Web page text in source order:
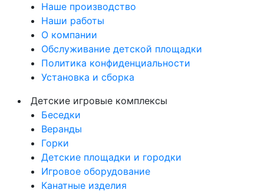
Наше производство
Наши работы
О компании
Обслуживание детской площадки
Политика конфиденциальности
Установка и сборка
Детские игровые комплексы
Беседки
Веранды
Горки
Детские площадки и городки
Игровое оборудование
Канатные изделия